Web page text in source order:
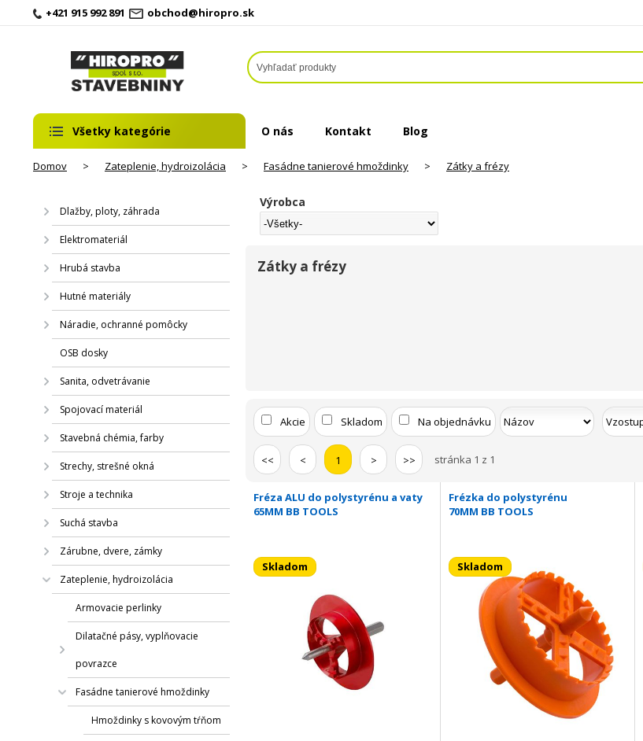
+421 915 992 891 obchod@hiropro.sk
Všetky kategórie O nás Kontakt Blog
Domov > Zateplenie, hydroizolácia > Fasádne tanierové hmoždinky > Zátky a frézy
Dlažby, ploty, záhrada
Elektromateriál
Hrubá stavba
Hutné materiály
Náradie, ochranné pomôcky
OSB dosky
Sanita, odvetrávanie
Spojovací materiál
Stavebná chémia, farby
Strechy, strešné okná
Stroje a technika
Suchá stavba
Zárubne, dvere, zámky
Zateplenie, hydroizolácia
Armovacie perlinky
Dilatačné pásy, vyplňovacie
povrazce
Fasádne tanierové hmoždinky
Hmoždinky s kovovým tŕňom
Výrobca
Zátky a frézy
Akcie Skladom Na objednávku
<< < 1 > >> stránka 1 z 1
Fréza ALU do polystyrénu a vaty
65MM BB TOOLS
Skladom
Frézka do polystyrénu
70MM BB TOOLS
Skladom